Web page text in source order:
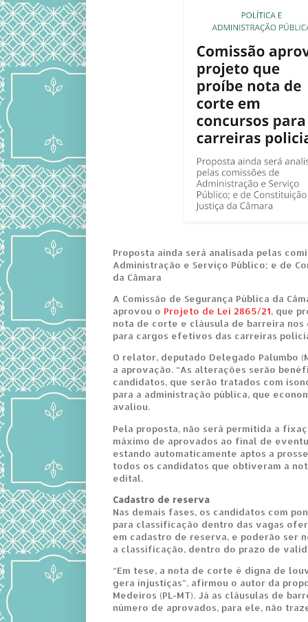
Proposta ainda será analisada pelas
Administração e Serviço Público; e de
da Câmara
A Comissão de Segurança Pública da
aprovou o Projeto de Lei 2865/21, que
nota de corte e cláusula de barreira nos
para cargos efetivos das carreiras
O relator, deputado Delegado Palumbo
a aprovação. “As alterações serão
candidatos, que serão tratados com
para a administração pública, que
avaliou.
Pela proposta, não será permitida a
máximo de aprovados ao final de
estando automaticamente aptos a
todos os candidatos que obtiveram a
edital.
Cadastro de reserva
Nas demais fases, os candidatos com
para classificação dentro das vagas
em cadastro de reserva, e poderão ser
a classificação, dentro do prazo de
“Em tese, a nota de corte é digna de
gera injustiças”, afirmou o autor da
Medeiros (PL-MT). Já as cláusulas de
número de aprovados, para ele, não